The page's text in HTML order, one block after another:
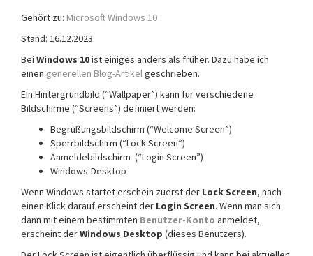
Gehört zu: Microsoft Windows 10
Stand: 16.12.2023
Bei Windows 10ist einiges anders als früher. Dazu habe ich
einen generellen Blog-Artikelgeschrieben.
Ein Hintergrundbild (“Wallpaper”) kann für verschiedene
Bildschirme (“Screens”) definiert werden:
Begrüßungsbildschirm (“Welcome Screen”)
Sperrbildschirm (“Lock Screen”)
Anmeldebildschirm (“Login Screen”)
Windows-Desktop
Wenn Windows startet erschein zuerst der Lock Screen, nach
einen Klick darauf erscheint der Login Screen. Wenn man sich
dann mit einem bestimmten Benutzer-Konto anmeldet,
erscheint derWindows Desktop (dieses Benutzers).